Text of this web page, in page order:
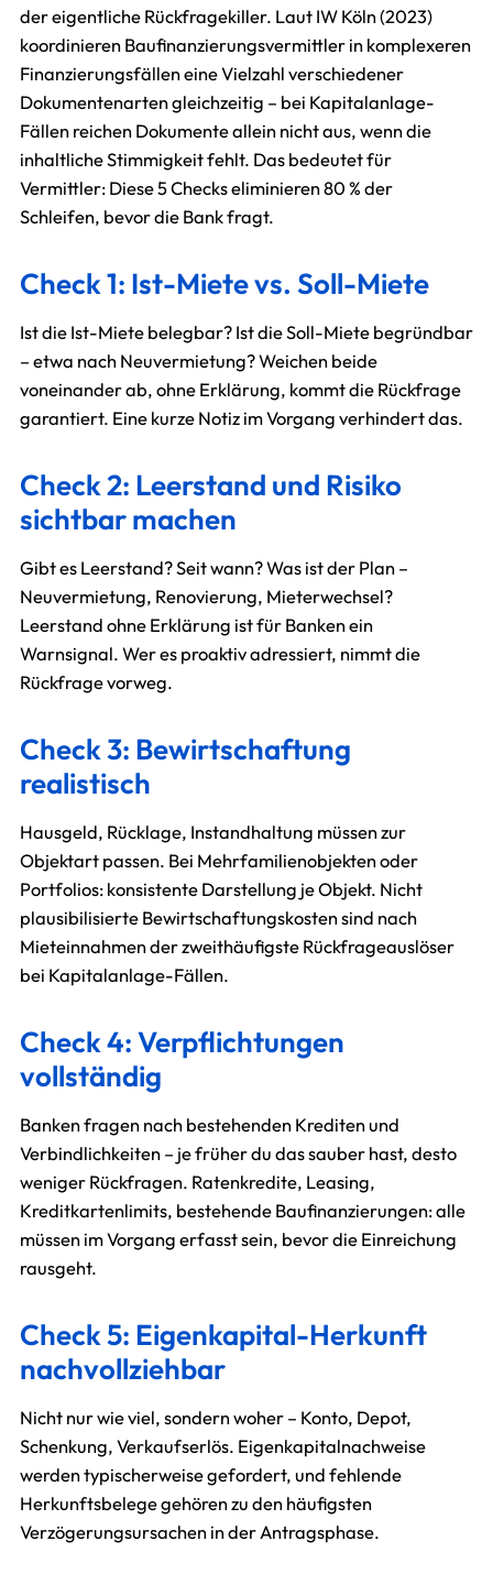
der eigentliche Rückfragekiller. Laut IW Köln (2023)
koordinieren Baufinanzierungsvermittler in komplexeren
Finanzierungsfällen eine Vielzahl verschiedener
Dokumentenarten gleichzeitig – bei Kapitalanlage-
Fällen reichen Dokumente allein nicht aus, wenn die
inhaltliche Stimmigkeit fehlt. Das bedeutet für
Vermittler: Diese 5 Checks eliminieren 80 % der
Schleifen, bevor die Bank fragt.
Check 1: Ist-Miete vs. Soll-Miete
Ist die Ist-Miete belegbar? Ist die Soll-Miete begründbar
– etwa nach Neuvermietung? Weichen beide
voneinander ab, ohne Erklärung, kommt die Rückfrage
garantiert. Eine kurze Notiz im Vorgang verhindert das.
Check 2: Leerstand und Risiko
sichtbar machen
Gibt es Leerstand? Seit wann? Was ist der Plan –
Neuvermietung, Renovierung, Mieterwechsel?
Leerstand ohne Erklärung ist für Banken ein
Warnsignal. Wer es proaktiv adressiert, nimmt die
Rückfrage vorweg.
Check 3: Bewirtschaftung
realistisch
Hausgeld, Rücklage, Instandhaltung müssen zur
Objektart passen. Bei Mehrfamilienobjekten oder
Portfolios: konsistente Darstellung je Objekt. Nicht
plausibilisierte Bewirtschaftungskosten sind nach
Mieteinnahmen der zweithäufigste Rückfrageauslöser
bei Kapitalanlage-Fällen.
Check 4: Verpflichtungen
vollständig
Banken fragen nach bestehenden Krediten und
Verbindlichkeiten – je früher du das sauber hast, desto
weniger Rückfragen. Ratenkredite, Leasing,
Kreditkartenlimits, bestehende Baufinanzierungen: alle
müssen im Vorgang erfasst sein, bevor die Einreichung
rausgeht.
Check 5: Eigenkapital-Herkunft
nachvollziehbar
Nicht nur wie viel, sondern woher – Konto, Depot,
Schenkung, Verkaufserlös. Eigenkapitalnachweise
werden typischerweise gefordert, und fehlende
Herkunftsbelege gehören zu den häufigsten
Verzögerungsursachen in der Antragsphase.